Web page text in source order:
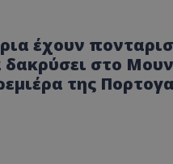
έχουν
στο
της